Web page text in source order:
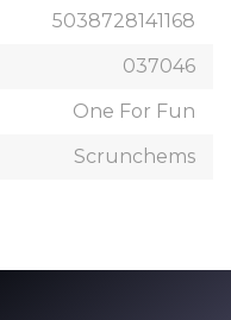
5038728141168
037046
One For Fun
Scrunchems